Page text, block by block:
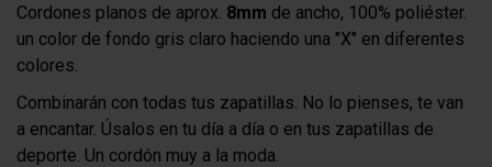
Cordones planos de aprox. 8mm de ancho, 100% poliéster.
un color de fondo gris claro haciendo una "X" en diferentes
colores.
Combinarán con todas tus zapatillas. No lo pienses, te van
a encantar. Úsalos en tu día a día o en tus zapatillas de
deporte. Un cordón muy a la moda.